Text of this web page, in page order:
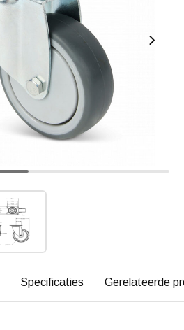
Specificaties Gerelateerde